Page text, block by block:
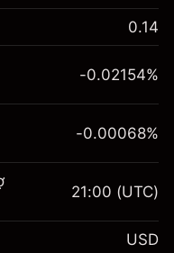
dành cho giao
0.14
-0.02154%
-0.00068%
21:00 (UTC)
USD